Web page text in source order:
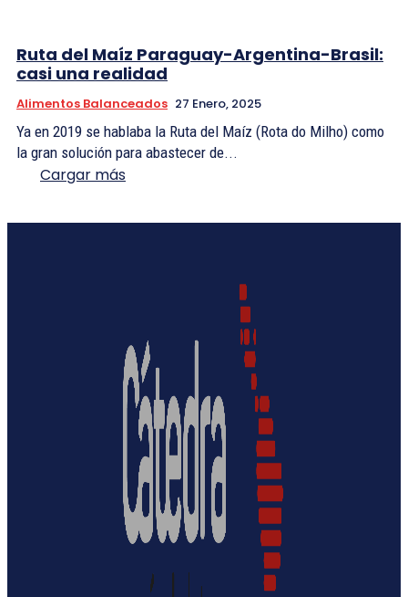
Ruta del Maíz Paraguay-Argentina-Brasil:
casi una realidad
Alimentos Balanceados 27 Enero, 2025
Ya en 2019 se hablaba la Ruta del Maíz (Rota do Milho) como
la gran solución para abastecer de...
Cargar más